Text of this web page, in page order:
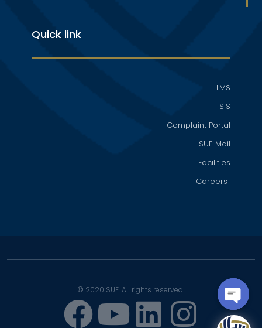
Quick link
LMS
SIS
Complaint Portal
SUE Mail
Facilities
Careers
© 2020 SUE. All rights reserved.
OPEN